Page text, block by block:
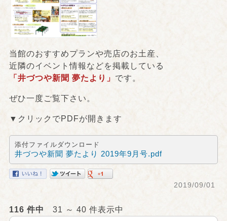
当館のおすすめプランや売店のお土産、
近隣のイベント情報などを掲載している
「井づつや新聞 夢たより」 です。
ぜひ一度ご覧下さい。
▼クリックでPDFが開きます
添付ファイルダウンロード
井づつや新聞 夢たより 2019年9月号.pdf
2019/09/01
116 件中 31 ～ 40 件表示中